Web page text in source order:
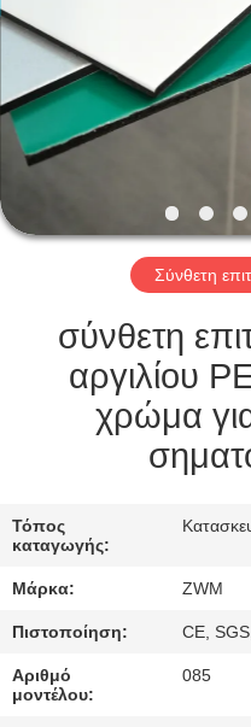
ΠΕΡΙΟΔΕΊΑ
ΣΤΟ
ΕΡΓΟΣΤΆΣΙΟ
ΈΛΕΓΧΟΣ
ΠΟΙΌΤΗΤΑΣ
ΜΑΖΊ
ΜΑΣ
ΕΙΔΉΣΕΙΣ
ΥΠΟΘΈΣΕΙΣ
ΖΗΤΉΣΤΕ
ΜΙΑ
ΠΡΟΣΦΟΡΆ
Σύνθετη
σύνθετη
αργιλίου
χρώμα
Τόπος
καταγωγής:
Μάρκα: ZWM
Πιστοποίηση: CE,
Αριθμό
μοντέλου:
085